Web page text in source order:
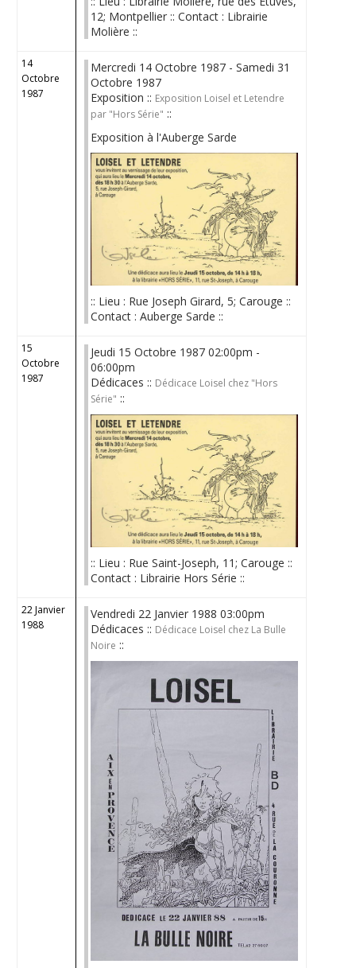
12; Montpellier :: Contact : Librairie
Molière ::
14
Octobre
1987
Mercredi 14 Octobre 1987 - Samedi 31
Octobre 1987
Exposition :: Exposition Loisel et Letendre
par "Hors Série" ::
Exposition à l'Auberge Sarde
:: Lieu : Rue Joseph Girard, 5; Carouge ::
Contact : Auberge Sarde ::
15
Octobre
1987
Jeudi 15 Octobre 1987 02:00pm -
06:00pm
Dédicaces :: Dédicace Loisel chez "Hors
Série" ::
:: Lieu : Rue Saint-Joseph, 11; Carouge ::
Contact : Librairie Hors Série ::
22 Janvier
1988
Vendredi 22 Janvier 1988 03:00pm
Dédicaces :: Dédicace Loisel chez La Bulle
Noire ::